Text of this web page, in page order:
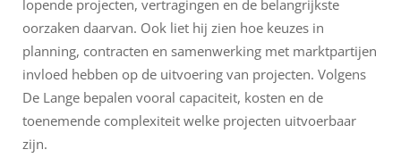
lopende projecten, vertragingen en de belangrijkste
oorzaken daarvan. Ook liet hij zien hoe keuzes in
planning, contracten en samenwerking met marktpartijen
invloed hebben op de uitvoering van projecten. Volgens
De Lange bepalen vooral capaciteit, kosten en de
toenemende complexiteit welke projecten uitvoerbaar
zijn.